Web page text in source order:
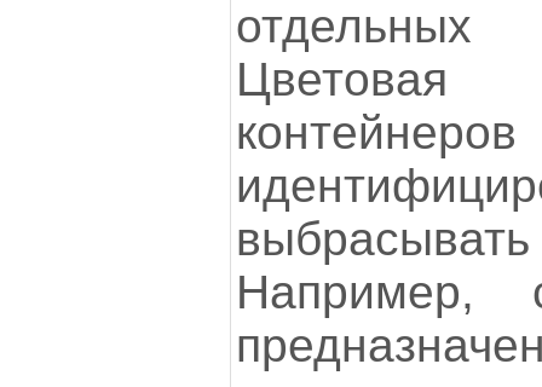
отдельных
Например,